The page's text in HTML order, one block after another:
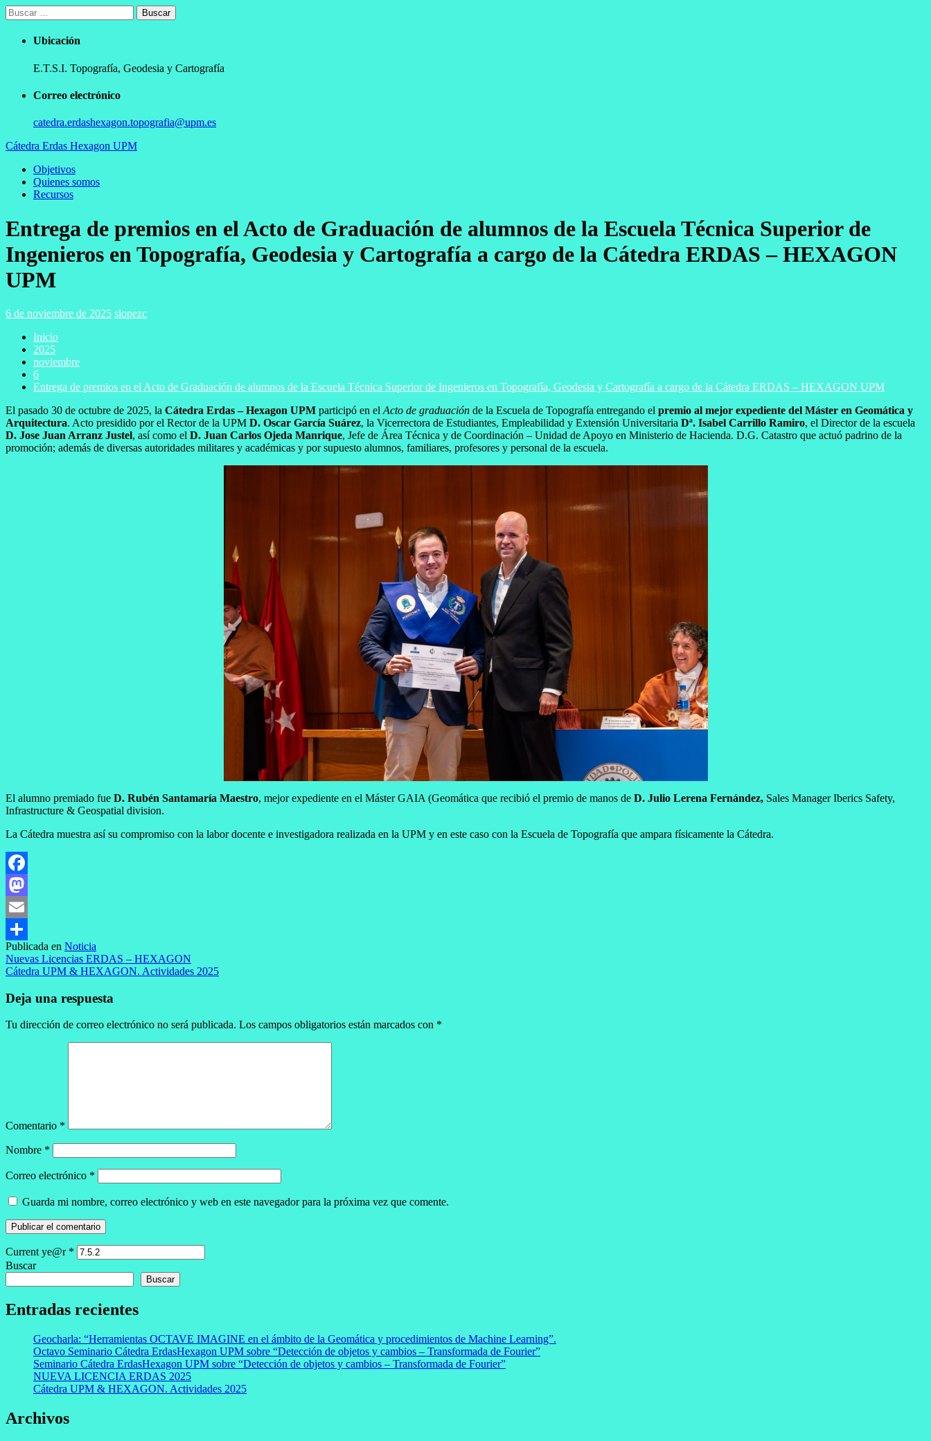
Ir
al
contenido
Buscar:
Ubicación
E.T.S.I. Topografía, Geodesia y Cartografía
Correo electrónico
catedra.erdashexagon.topografia@upm.es
Cátedra Erdas Hexagon UPM
Menú
principal
Objetivos
Quienes somos
Recursos
Entrega de premios en el Acto de Graduación de alumnos de la Escuela Técnica Superior de
Ingenieros en Topografía, Geodesia y Cartografía a cargo de la Cátedra ERDAS – HEXAGON
UPM
6 de noviembre de 2025 slopezc
Inicio
2025
noviembre
6
Entrega de premios en el Acto de Graduación de alumnos de la Escuela Técnica Superior de Ingenieros en Topografía, Geodesia y Cartografía a cargo de la Cátedra ERDAS – HEXAGON UPM
El pasado 30 de octubre de 2025, la Cátedra Erdas – Hexagon UPM participó en el Acto de graduación de la Escuela de Topografía entregando el premio al mejor expediente del Máster en Geomática y
Arquitectura. Acto presidido por el Rector de la UPM D. Oscar García Suárez, la Vicerrectora de Estudiantes, Empleabilidad y Extensión Universitaria Dª. Isabel Carrillo Ramiro, el Director de la escuela
D. Jose Juan Arranz Justel, así como el D. Juan Carlos Ojeda Manrique, Jefe de Área Técnica y de Coordinación – Unidad de Apoyo en Ministerio de Hacienda. D.G. Catastro que actuó padrino de la
promoción; además de diversas autoridades militares y académicas y por supuesto alumnos, familiares, profesores y personal de la escuela.
El alumno premiado fue D. Rubén Santamaría Maestro, mejor expediente en el Máster GAIA (Geomática que recibió el premio de manos de D. Julio Lerena Fernández, Sales Manager Iberics Safety,
Infrastructure & Geospatial division.
La Cátedra muestra así su compromiso con la labor docente e investigadora realizada en la UPM y en este caso con la Escuela de Topografía que ampara físicamente la Cátedra.
Facebook
Mastodon
Email
Compartir
Publicada en Noticia
Navegación
de
entradas
Nuevas Licencias ERDAS – HEXAGON
Cátedra UPM & HEXAGON. Actividades 2025
Deja una respuesta
Tu dirección de correo electrónico no será publicada. Los campos obligatorios están marcados con *
Comentario *
Nombre *
Correo electrónico *
Guarda mi nombre, correo electrónico y web en este navegador para la próxima vez que comente.
Current ye@r *
Buscar
Buscar
Entradas recientes
Geocharla: “Herramientas OCTAVE IMAGINE en el ámbito de la Geomática y procedimientos de Machine Learning”.
Octavo Seminario Cátedra ErdasHexagon UPM sobre “Detección de objetos y cambios – Transformada de Fourier”
Seminario Cátedra ErdasHexagon UPM sobre “Detección de objetos y cambios – Transformada de Fourier”
NUEVA LICENCIA ERDAS 2025
Cátedra UPM & HEXAGON. Actividades 2025
Archivos